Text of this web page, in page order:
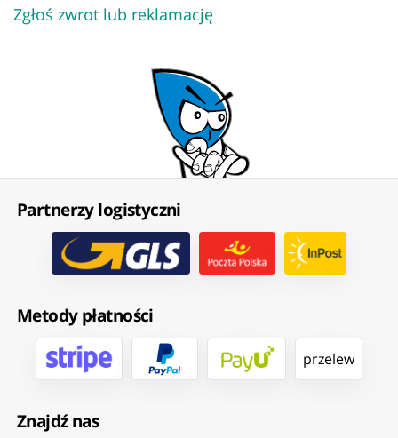
Zgłoś zwrot lub reklamację
Partnerzy logistyczni
Metody płatności
przelew
Znajdź nas